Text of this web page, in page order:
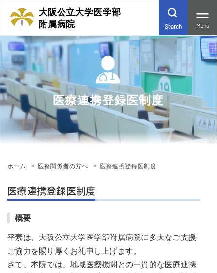
大阪公立大学医学部
附属病院
Search Menu
医療連携登録医制度
ホーム 医療関係者の方へ 医療連携登録医制度
医療連携登録医制度
概要
平素は、大阪公立大学医学部附属病院に多大なご支援
ご協力を賜り厚くお礼申し上げます。
さて、本院では、地域医療機関との一貫的な医療連携